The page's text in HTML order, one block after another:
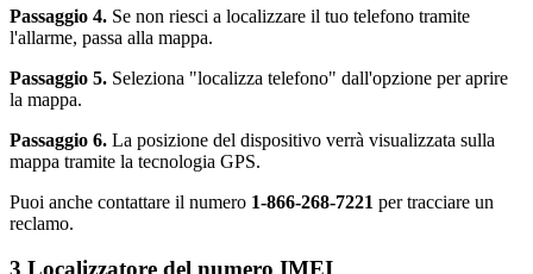
Passaggio 4. Se non riesci a localizzare il tuo telefono tramite
l'allarme, passa alla mappa.
Passaggio 5. Seleziona "localizza telefono" dall'opzione per aprire
la mappa.
Passaggio 6. La posizione del dispositivo verrà visualizzata sulla
mappa tramite la tecnologia GPS.
Puoi anche contattare il numero 1-866-268-7221 per tracciare un
reclamo.
3 Localizzatore del numero IMEI